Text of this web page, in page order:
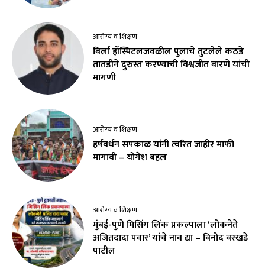
आरोग्य व शिक्षण
बिर्ला हॉस्पिटलजवळील पुलाचे तुटलेले कठडे
तातडीने दुरुस्त करण्याची विश्वजीत बारणे यांची
मागणी
आरोग्य व शिक्षण
हर्षवर्धन सपकाळ यांनी त्वरित जाहीर माफी
मागावी – योगेश बहल
आरोग्य व शिक्षण
मुंबई-पुणे मिसिंग लिंक प्रकल्पाला ‘लोकनेते
अजितदादा पवार’ यांचे नाव द्या – विनोद वरखडे
पाटील